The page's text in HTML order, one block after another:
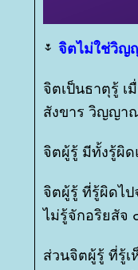
จิตไม่ใช่วิญ
จิตเป็นธาตุรู้
สังขาร วิญญา
จิตผู้รู้ มีทั้งรู้ผิด
จิตผู้รู้ ที่รู้ผิดไป
ไม่รู้จักอริยสัจ
ส่วนจิตผู้รู้ ที่รู้